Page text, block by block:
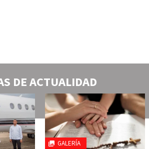
DEACTUALIDAD
GALERÍA